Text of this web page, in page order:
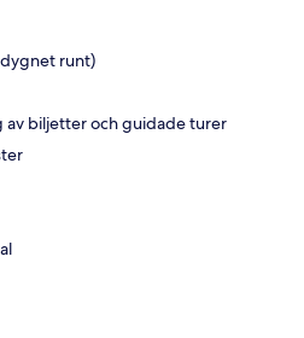
runt)
av biljetter och guidade turer